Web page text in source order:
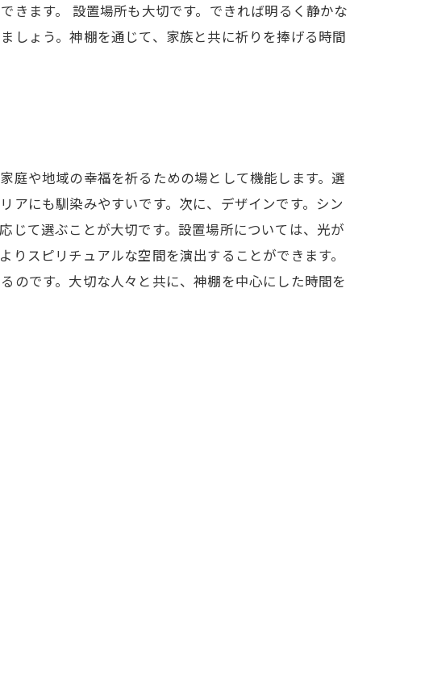
きます。 設置場所も大切です。できれば明るく静かな
しょう。神棚を通じて、家族と共に祈りを捧げる時間
庭や地域の幸福を祈るための場として機能します。選
アにも馴染みやすいです。次に、デザインです。シン
じて選ぶことが大切です。設置場所については、光が
スピリチュアルな空間を演出することができます。
のです。大切な人々と共に、神棚を中心にした時間を